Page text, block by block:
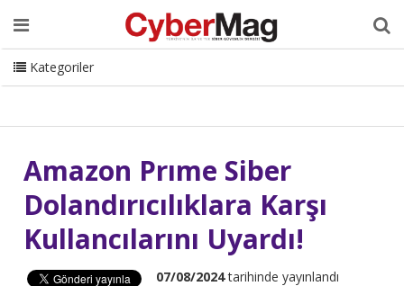
Ana Sayfa Hakkımızda Dergi Editörden
Danışmanlık
ISC Turkey Sizden Gelenler
İletişim
CyberMag Logo
Kategoriler
Amazon Prıme Siber
Dolandırıcılıklara Karşı
Kullancılarını Uyardı!
07/08/2024tarihinde yayınlandı